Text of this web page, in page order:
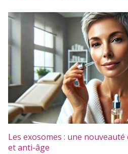
Les exosomes : une
et anti-âge